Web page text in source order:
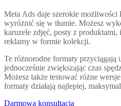
Meta Ads daje szerokie możliwości
wyróżnić się w tłumie. Możesz
karuzele zdjęć, posty z
reklamy w formie kolekcji.
Te różnorodne formaty przyciągają
jednocześnie zwiększając czas
Możesz także testować różne
formaty działają najlepiej,
Darmowa konsultacja